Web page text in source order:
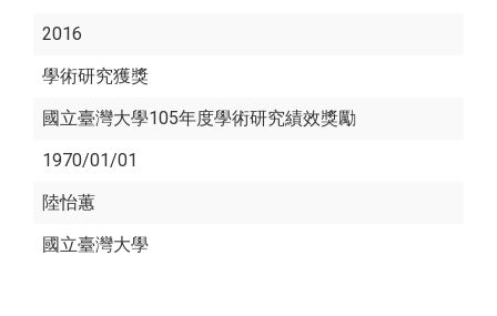
2016
學術研究獲獎
國立臺灣大學105年度學術研究績效獎勵
1970/01/01
陸怡蕙
國立臺灣大學